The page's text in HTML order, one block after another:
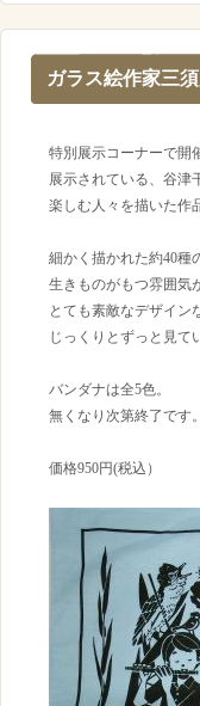
ガラス絵作家三
特別展示コーナーで開
展示されている、谷津
楽しむ人々を描いた作
細かく描かれた約40種
生きものがもつ雰囲気
とても素敵なデザイン
じっくりとずっと見て
バンダナは全5色。
無くなり次第終了です。
価格950円(税込）